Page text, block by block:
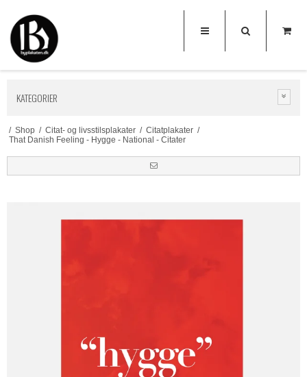
KATEGORIER
/ Shop / Citat- og livsstilsplakater / Citatplakater /
That Danish Feeling - Hygge - National - Citater